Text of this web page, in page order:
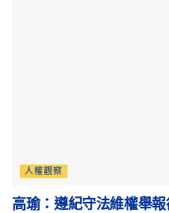
人權觀察
高瑜：遵紀守法維權舉